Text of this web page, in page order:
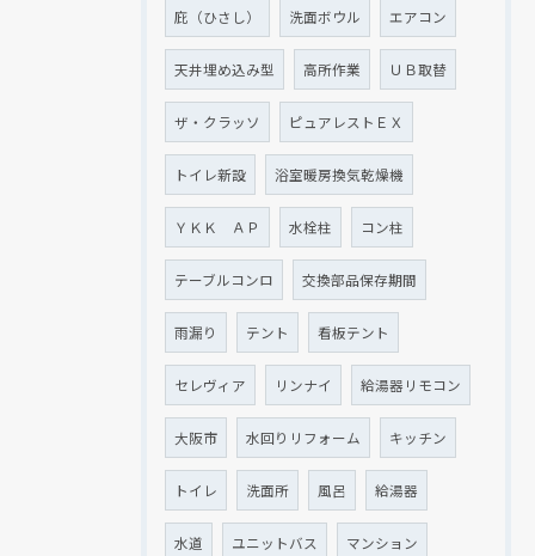
庇（ひさし） 洗面ボウル エアコン
天井埋め込み型 高所作業 ＵＢ取替
ザ・クラッソ ピュアレストＥＸ
トイレ新設 浴室暖房換気乾燥機
ＹＫＫ ＡＰ 水栓柱 コン柱
テーブルコンロ 交換部品保存期間
雨漏り テント 看板テント
セレヴィア リンナイ 給湯器リモコン
大阪市 水回りリフォーム キッチン
トイレ 洗面所 風呂 給湯器
水道 ユニットバス マンション